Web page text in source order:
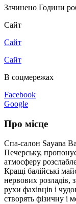
Зачинено Години
Сайт
Сайт
Сайт
В соцмережах
Facebook
Google
Про місце
Спа-салон Sayana
Печерську,
атмосферу
Кращі балійські
нервових розладів,
рухи фахівців і
створять фізичну і